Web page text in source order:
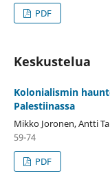
PDF
Keskustelua
Kolonialismin
Palestiinassa
Mikko Joronen, Antti
59-74
PDF